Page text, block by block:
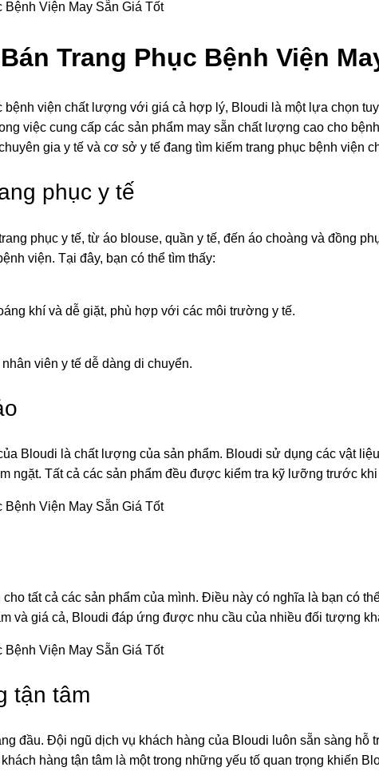
Trang Phục Bệnh Viện
bệnh viện chất lượng với giá cả hợp lý, Bloudi là một lựa chọn
việc cung cấp các sản phẩm may sẵn chất lượng cao cho
gia y tế và cơ sở y tế đang tìm kiếm trang phục bệnh viện
phục y tế
phục y tế, từ áo blouse, quần y tế, đến áo choàng và đồng
viện. Tại đây, bạn có thể tìm thấy:
khí và dễ giặt, phù hợp với các môi trường y tế.
viên y tế dễ dàng di chuyển.
Bloudi là chất lượng của sản phẩm. Bloudi sử dụng các vật
ngặt. Tất cả các sản phẩm đều được kiểm tra kỹ lưỡng trước
tất cả các sản phẩm của mình. Điều này có nghĩa là bạn có
và giá cả, Bloudi đáp ứng được nhu cầu của nhiều đối tượng
tận tâm
đầu. Đội ngũ dịch vụ khách hàng của Bloudi luôn sẵn sàng
hàng tận tâm là một trong những yếu tố quan trọng khiến